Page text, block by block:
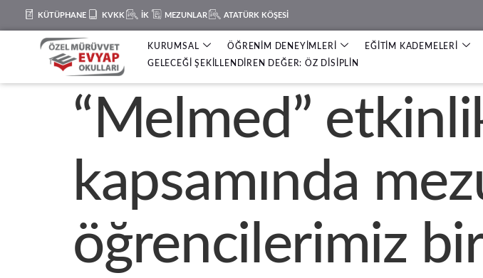
KÜTÜPHANE KVKK İK MEZUNLAR ATATÜRK KÖŞESİ
KURUMSAL ÖĞRENİM DENEYİMLERİ EĞİTİM KADEMELERİ
GELECEĞİ ŞEKİLLENDİREN DEĞER: ÖZ DİSİPLİN
“Melmed”
kapsamında
öğrencilerimiz